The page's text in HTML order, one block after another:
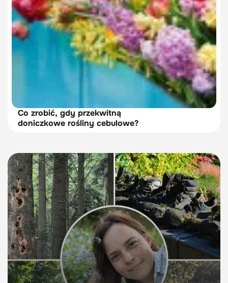
Co zrobić, gdy przekwitną
doniczkowe rośliny cebulowe?